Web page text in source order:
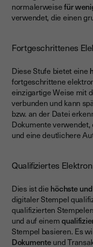
normalerweisefür
verwendet, die einen
Fortgeschrittenes
Diese Stufe bietet eine
fortgeschrittene
einzigartige Weise mit
verbunden und kann
bzw. an der Datei
Dokumente verwendet,
und eine deutlichere
Qualifiziertes
Dies ist die höchste
digitaler Stempel
qualifizierten
und auf einem
Stempel basieren. Es
Dokumenteund